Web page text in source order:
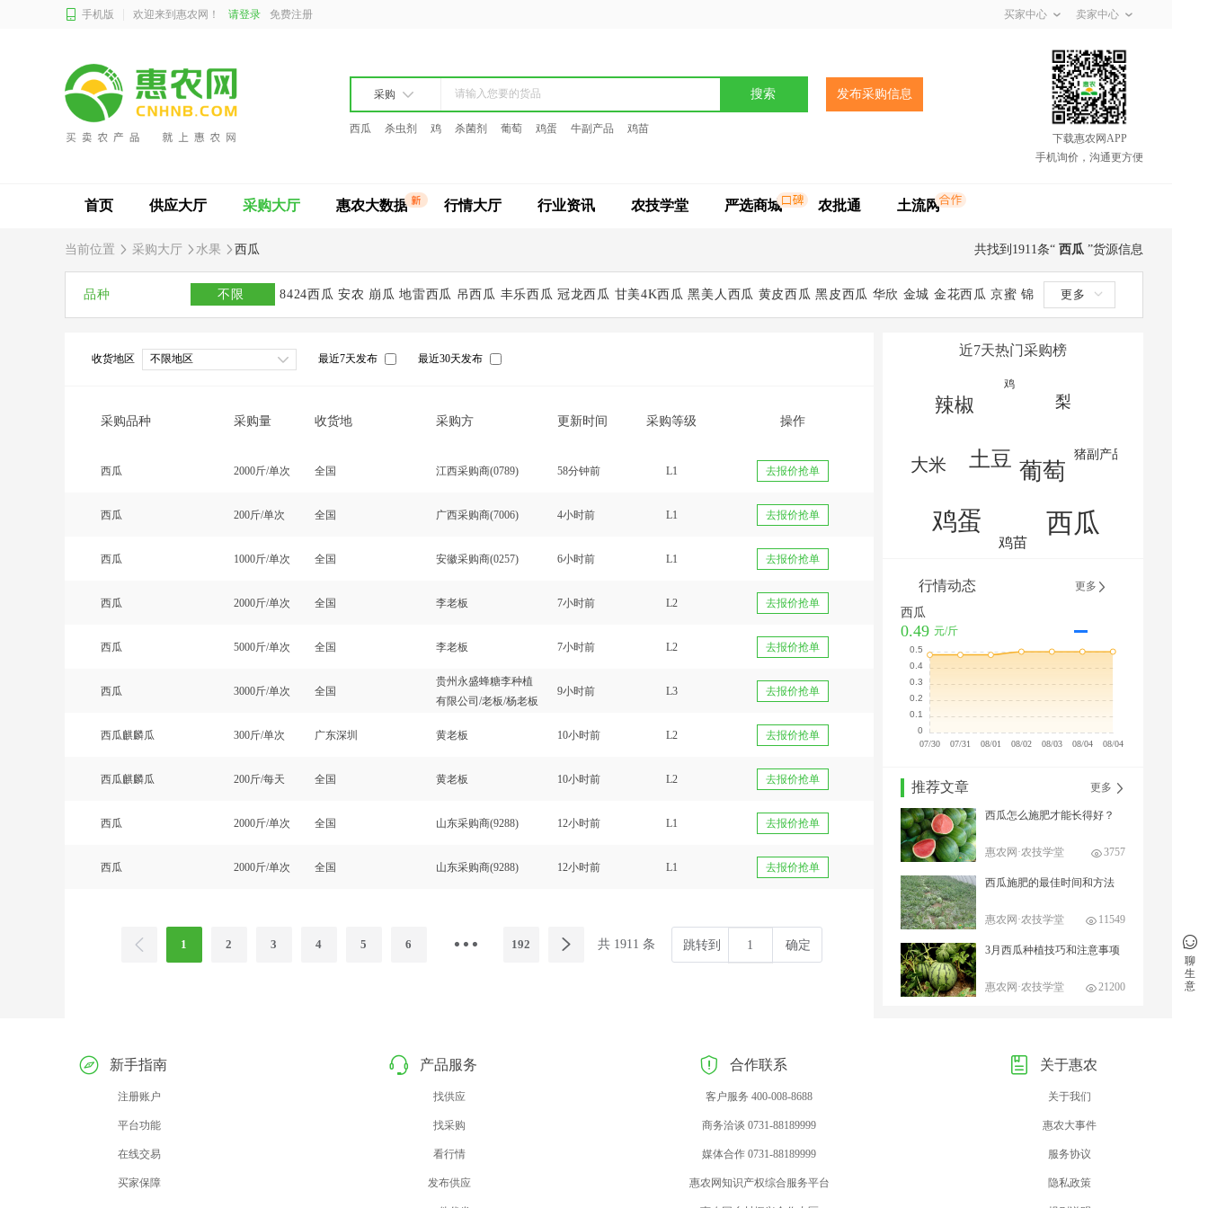
手机版 欢迎来到惠农网！ 请登录 免费注册 买家中心 卖家中心
采购 搜索 发布采购信息
西瓜 杀虫剂 鸡 杀菌剂 葡萄 鸡蛋 牛副产品
鸡苗
下载惠农网APP
手机询价，沟通更方便
首页 供应大厅 采购大厅 惠农大数据 行情大厅 行业资讯 农技学堂 严选商城 农批通 土流网
当前位置 采购大厅 水果 西瓜 共找到1911条“ 西瓜 ”货源信息
品种 不限 8424西瓜安农 崩瓜地雷西瓜 吊西瓜 丰乐西瓜冠龙西瓜 甘美4K西瓜黑美人西瓜 黄皮西瓜黑皮西瓜 华欣 金城 金花西瓜京蜜锦
甜王西瓜
更多
收货地区 不限地区 最近7天发布 最近30天发布
采购品种 采购量 收货地 采购方 更新时间 采购等级 操作
西瓜 2000斤/单次 全国 江西采购商(0789) 58分钟前 L1 去报价抢单
西瓜 200斤/单次 全国 广西采购商(7006) 4小时前 L1 去报价抢单
西瓜 1000斤/单次 全国 安徽采购商(0257) 6小时前 L1 去报价抢单
西瓜 2000斤/单次 全国 李老板 7小时前 L2 去报价抢单
西瓜 5000斤/单次 全国 李老板 7小时前 L2 去报价抢单
西瓜 3000斤/单次 全国
贵州永盛蜂糖李种植
有限公司/老板/杨老板
9小时前 L3 去报价抢单
西瓜麒麟瓜 300斤/单次 广东深圳 黄老板 10小时前 L2 去报价抢单
西瓜麒麟瓜 200斤/每天 全国 黄老板 10小时前 L2 去报价抢单
西瓜 2000斤/单次 全国 山东采购商(9288) 12小时前 L1 去报价抢单
西瓜 2000斤/单次 全国 山东采购商(9288) 12小时前 L1 去报价抢单
1 2 3 4 5 6 192 共 1911 条 跳转到 确定
近7天热门采购榜
行情动态 更多
西瓜
0.49 元/斤
推荐文章 更多
西瓜怎么施肥才能长得好？
惠农网·农技学堂 3757
西瓜施肥的最佳时间和方法
惠农网·农技学堂 11549
3月西瓜种植技巧和注意事项
惠农网·农技学堂 21200
新手指南
注册账户
平台功能
在线交易
买家保障
产品服务
找供应
找采购
看行情
发布供应
合作联系
客户服务 400-008-8688
商务洽谈 0731-88189999
媒体合作 0731-88189999
惠农网知识产权综合服务平台
关于惠农
关于我们
惠农大事件
服务协议
隐私政策
聊
生
意